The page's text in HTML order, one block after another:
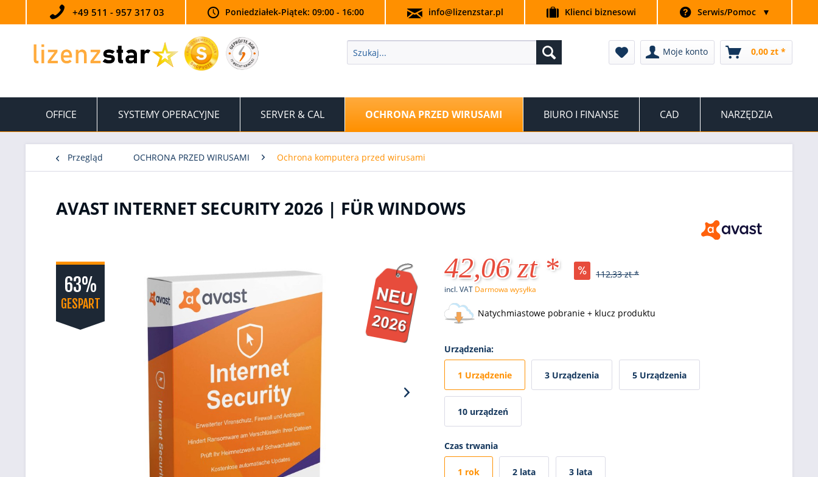
+49 511 - 957 317 03 Poniedziałek-Piątek: 09:00 - 16:00 info@lizenzstar.pl Klienci biznesowi Serwis/Pomoc ▼
Moje konto 0,00 zt *
OFFICE SYSTEMY OPERACYJNE SERVER & CAL OCHRONA PRZED WIRUSAMI BIURO I FINANSE CAD NARZĘDZIA
Przegląd OCHRONA PRZED WIRUSAMI Ochrona komputera przed wirusami
AVAST INTERNET SECURITY 2026 | FÜR WINDOWS
63%
GESPART
42,06 zt * 112,33 zt *
incl. VAT Darmowa wysyłka
Natychmiastowe pobranie + klucz produktu
Urządzenia:
1 Urządzenie 3 Urządzenia 5 Urządzenia
10 urządzeń
Czas trwania
1 rok 2 lata 3 lata